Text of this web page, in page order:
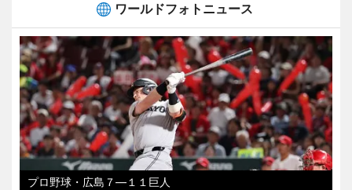
ワールドフォトニュース
プロ野球・広島７―１１巨人